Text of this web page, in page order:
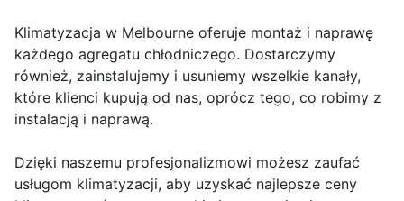
Klimatyzacja w Melbourne oferuje montaż i naprawę
każdego agregatu chłodniczego. Dostarczymy
również, zainstalujemy i usuniemy wszelkie kanały,
które klienci kupują od nas, oprócz tego, co robimy z
instalacją i naprawą.
Dzięki naszemu profesjonalizmowi możesz zaufać
usługom klimatyzacji, aby uzyskać najlepsze ceny